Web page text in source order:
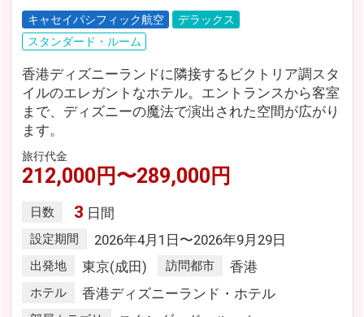
キャセイパシフィック航空
デラックス
スタンダード・ルーム
香港ディズニーランドに隣接するビクトリア調スタ
イルのエレガントなホテル。エントランスから客室
まで、ディズニーの魔法で演出された空間が広がり
ます。
旅行代金
212,000円〜289,000円
日数 3 日間
設定期間 2026年4月1日〜2026年9月29日
出発地 東京(成田) 訪問都市 香港
ホテル 香港ディズニーランド・ホテル